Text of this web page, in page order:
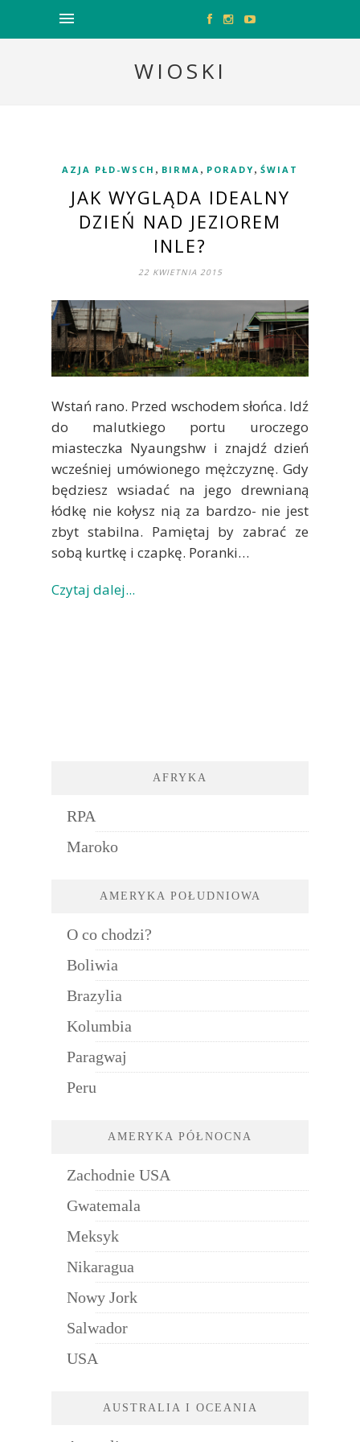
WIOSKI
AZJA PŁD-WSCH , BIRMA , PORADY , ŚWIAT
JAK WYGLĄDA IDEALNY
DZIEŃ NAD JEZIOREM
INLE?
22 KWIETNIA 2015
Wstań rano. Przed wschodem słońca. Idź
do malutkiego portu uroczego
miasteczka Nyaungshw i znajdź dzień
wcześniej umówionego mężczyznę. Gdy
będziesz wsiadać na jego drewnianą
łódkę nie kołysz nią za bardzo- nie jest
zbyt stabilna. Pamiętaj by zabrać ze
sobą kurtkę i czapkę. Poranki…
Czytaj dalej...
AFRYKA
RPA
Maroko
AMERYKA POŁUDNIOWA
O co chodzi?
Boliwia
Brazylia
Kolumbia
Paragwaj
Peru
AMERYKA PÓŁNOCNA
Zachodnie USA
Gwatemala
Meksyk
Nikaragua
Nowy Jork
Salwador
USA
AUSTRALIA I OCEANIA